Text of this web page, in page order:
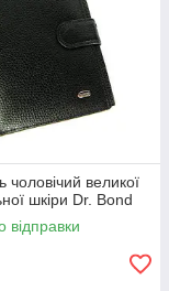
чоловічий великої
шкіри Dr. Bond
відправки